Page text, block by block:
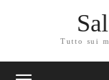
Tutto sui